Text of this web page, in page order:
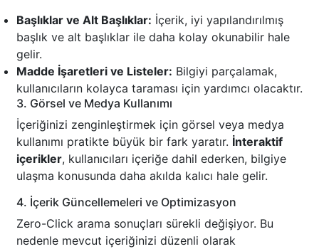
Başlıklar ve Alt Başlıklar: İçerik, iyi yapılandırılmış
başlık ve alt başlıklar ile daha kolay okunabilir hale
gelir.
Madde İşaretleri ve Listeler: Bilgiyi parçalamak,
kullanıcıların kolayca taraması için yardımcı olacaktır.
3. Görsel ve Medya Kullanımı
İçeriğinizi zenginleştirmek için görsel veya medya
kullanımı pratikte büyük bir fark yaratır. İnteraktif
içerikler, kullanıcıları içeriğe dahil ederken, bilgiye
ulaşma konusunda daha akılda kalıcı hale gelir.
4. İçerik Güncellemeleri ve Optimizasyon
Zero-Click arama sonuçları sürekli değişiyor. Bu
nedenle mevcut içeriğinizi düzenli olarak